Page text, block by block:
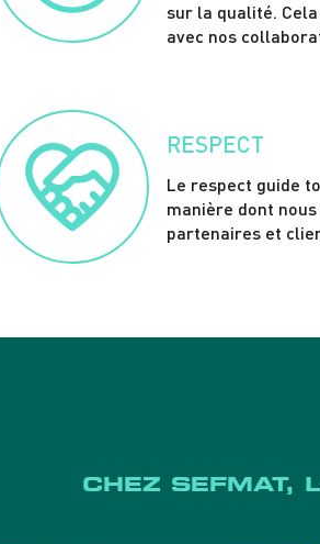
sur la qualité.
avec nos
RESPECT
Le respect guide
manière dont
partenaires et
CHEZ SEFMAT,